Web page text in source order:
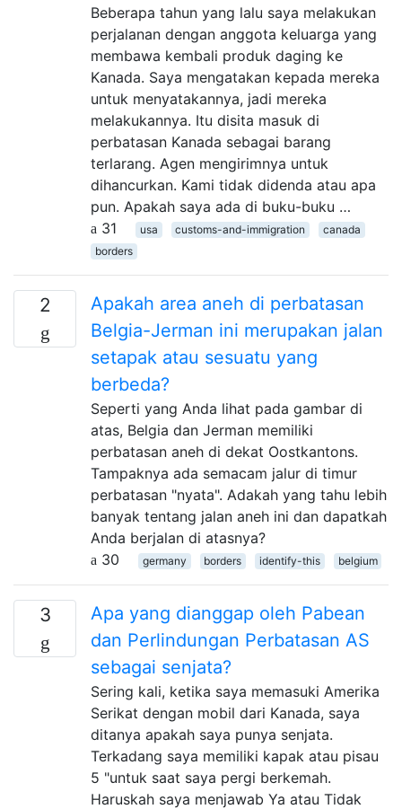
Beberapa tahun yang lalu saya melakukan
perjalanan dengan anggota keluarga yang
membawa kembali produk daging ke
Kanada. Saya mengatakan kepada mereka
untuk menyatakannya, jadi mereka
melakukannya. Itu disita masuk di
perbatasan Kanada sebagai barang
terlarang. Agen mengirimnya untuk
dihancurkan. Kami tidak didenda atau apa
pun. Apakah saya ada di buku-buku …
31
usa customs-and-immigration
canada
borders
2
Apakah area aneh di perbatasan
Belgia-Jerman ini merupakan jalan
setapak atau sesuatu yang
berbeda?
Seperti yang Anda lihat pada gambar di
atas, Belgia dan Jerman memiliki
perbatasan aneh di dekat Oostkantons.
Tampaknya ada semacam jalur di timur
perbatasan "nyata". Adakah yang tahu lebih
banyak tentang jalan aneh ini dan dapatkah
Anda berjalan di atasnya?
30
germany borders identify-this belgium
3
Apa yang dianggap oleh Pabean
dan Perlindungan Perbatasan AS
sebagai senjata?
Sering kali, ketika saya memasuki Amerika
Serikat dengan mobil dari Kanada, saya
ditanya apakah saya punya senjata.
Terkadang saya memiliki kapak atau pisau
5 "untuk saat saya pergi berkemah.
Haruskah saya menjawab Ya atau Tidak